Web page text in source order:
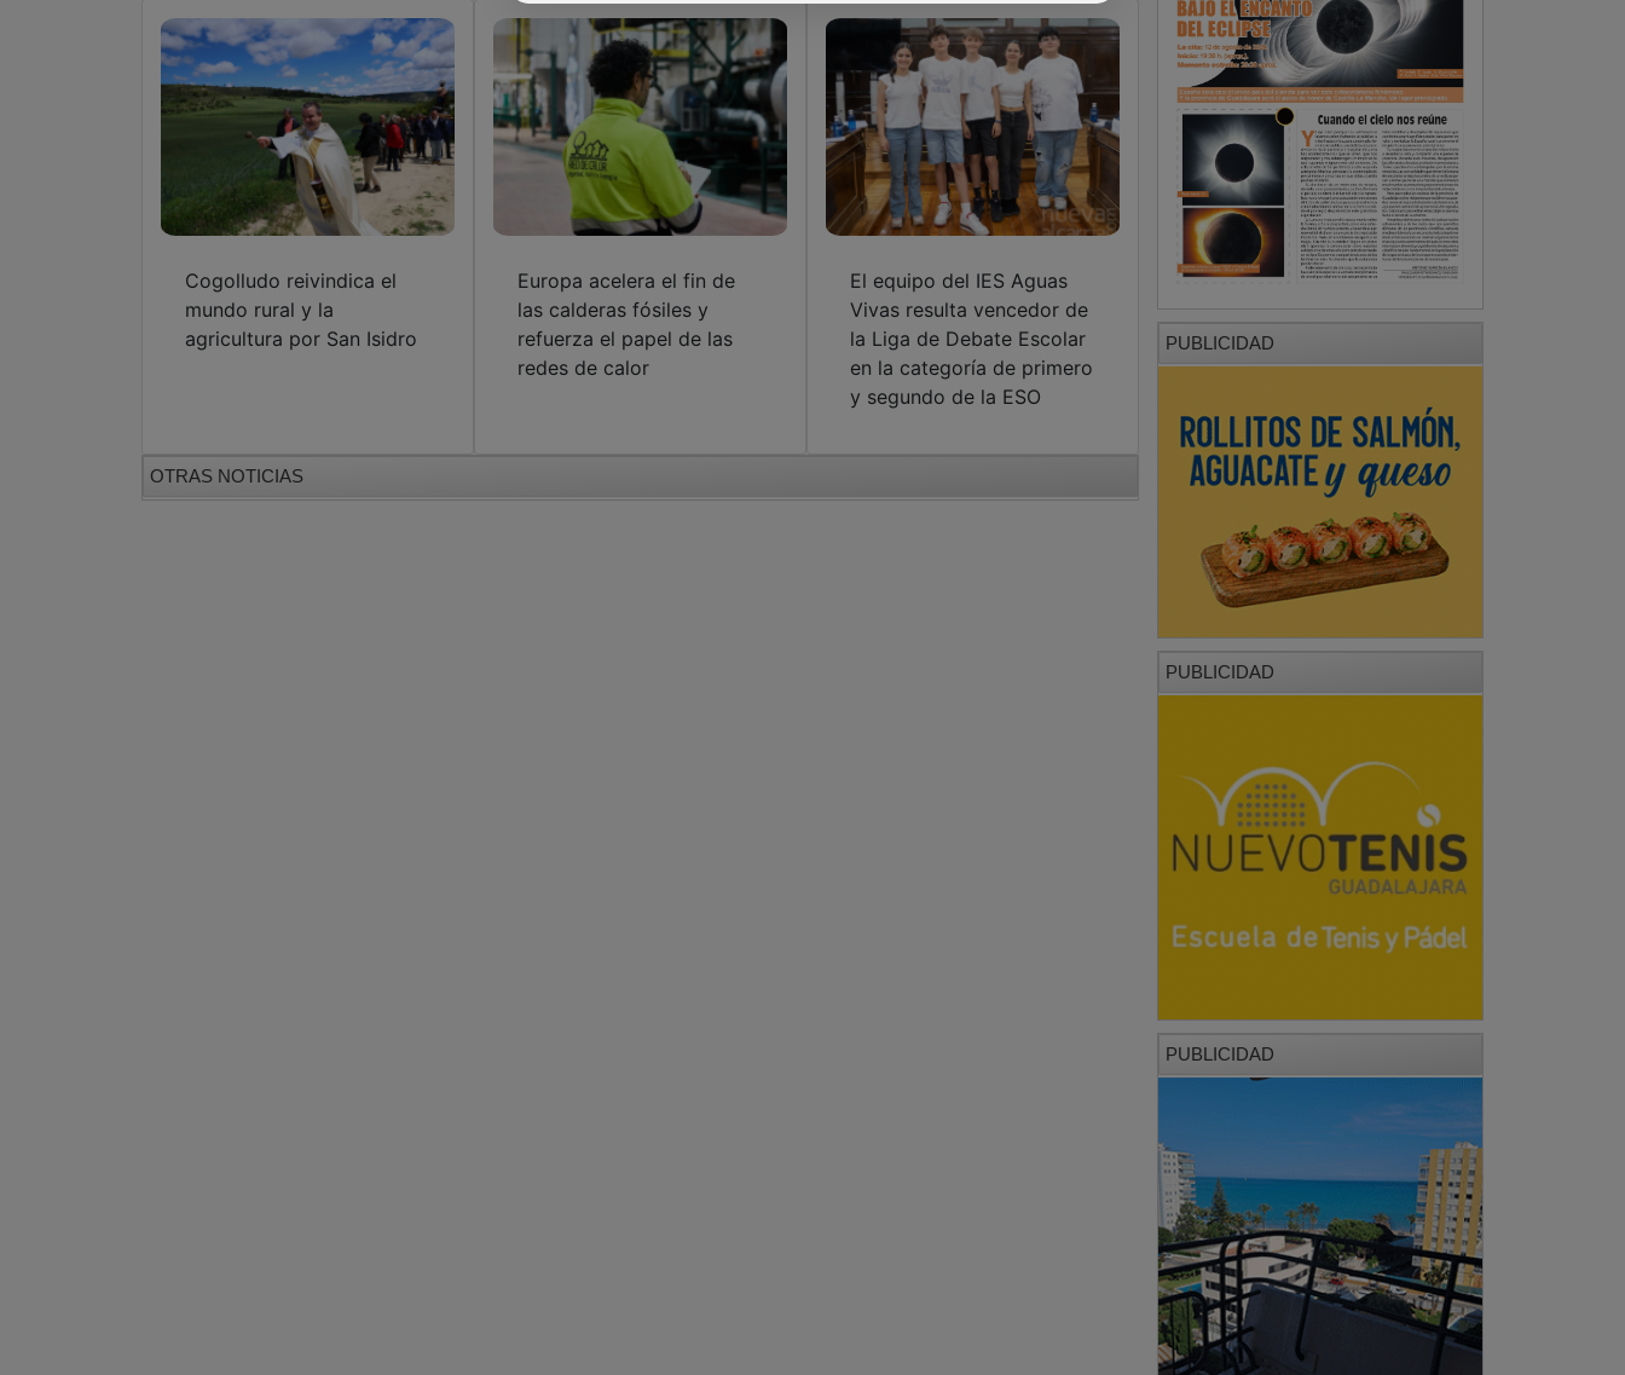
Cogolludo reivindica el
mundo rural y la
agricultura por San Isidro
Europa acelera el fin de
las calderas fósiles y
refuerza el papel de las
redes de calor
El equipo del IES Aguas
Vivas resulta vencedor de
la Liga de Debate Escolar
en la categoría de primero
y segundo de la ESO
OTRAS NOTICIAS
PUBLICIDAD
PUBLICIDAD
PUBLICIDAD